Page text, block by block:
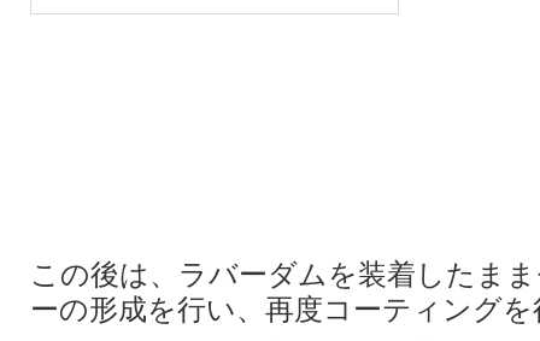
この後は、ラバーダムを装着したま
ーの形成を行い、再度コーティング